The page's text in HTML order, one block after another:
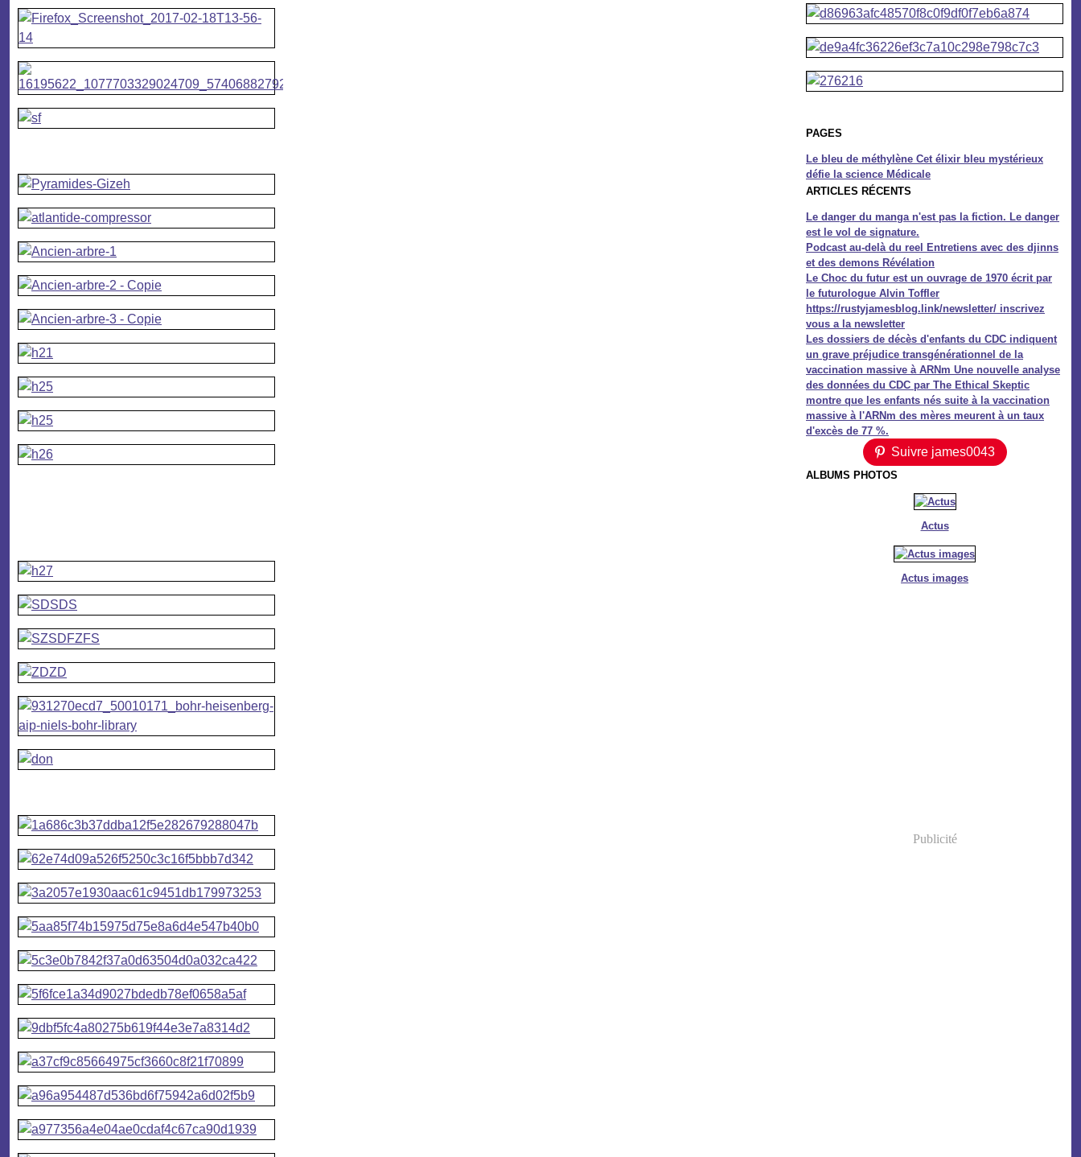
PAGES
Le bleu de méthylène Cet élixir bleu mystérieux
défie la science Médicale
ARTICLES RÉCENTS
Le danger du manga n'est pas la fiction. Le danger
est le vol de signature.
Podcast au-delà du reel Entretiens avec des djinns
et des demons Révélation
Le Choc du futur est un ouvrage de 1970 écrit par
le futurologue Alvin Toffler
https://rustyjamesblog.link/newsletter/ inscrivez
vous a la newsletter
Les dossiers de décès d'enfants du CDC indiquent
un grave préjudice transgénérationnel de la
vaccination massive à ARNm Une nouvelle analyse
des données du CDC par The Ethical Skeptic
montre que les enfants nés suite à la vaccination
massive à l'ARNm des mères meurent à un taux
d'excès de 77 %.
Suivre james0043
ALBUMS PHOTOS
Actus
Actus images
Publicité